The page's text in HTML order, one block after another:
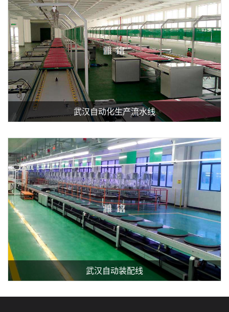
武汉自动化生产流水线
查看详细介绍
武汉自动装配线
查看详细介绍